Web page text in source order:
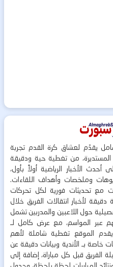
يقدّم لعشاق كرة القدم تجربة
من تغطية حية ودقيقة
أحدث الأخبار الرياضية أولاً بأول،
وملخصات وأهداف اللقاءات.
مع تحديثات فورية لكل تحركات
دقيقة لأخبار انتقالات الفريق خلال
حول اللاعبين والمدربين تشمل
عبر المواسم، مع عرض كامل لـ
الموقع تغطية شاملة لأهم
خاصة بـ الأندية وبيانات دقيقة عن
الفريق قبل كل مباراة، إضافة إلى